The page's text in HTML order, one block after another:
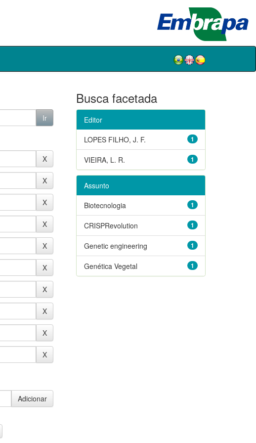
Busca facetada
Editor
1
LOPES FILHO, J. F.
1
VIEIRA, L. R.
Assunto
1
Biotecnologia
1
CRISPRevolution
1
Genetic engineering
1
Genética Vegetal